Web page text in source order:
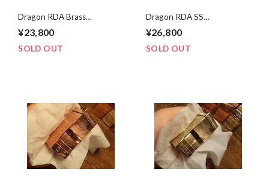
Dragon RDA Brass
¥23,800
SOLD OUT
Dragon RDA SS
¥26,800
SOLD OUT